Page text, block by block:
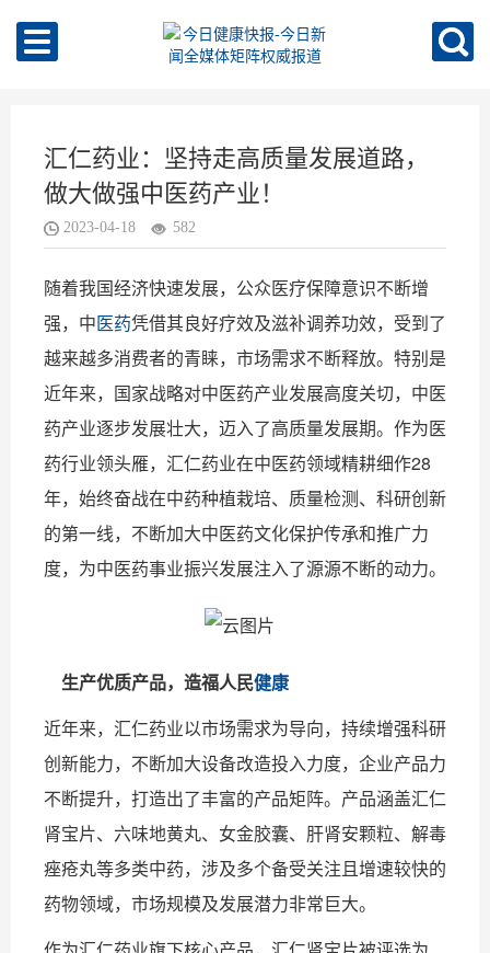
汇仁药业：坚持走高质量发展道路，
做大做强中医药产业！
2023-04-18 582
随着我国经济快速发展，公众医疗保障意识不断增
强，中医药凭借其良好疗效及滋补调养功效，受到了
越来越多消费者的青睐，市场需求不断释放。特别是
近年来，国家战略对中医药产业发展高度关切，中医
药产业逐步发展壮大，迈入了高质量发展期。作为医
药行业领头雁，汇仁药业在中医药领域精耕细作28
年，始终奋战在中药种植栽培、质量检测、科研创新
的第一线，不断加大中医药文化保护传承和推广力
度，为中医药事业振兴发展注入了源源不断的动力。
生产优质产品，造福人民健康
近年来，汇仁药业以市场需求为导向，持续增强科研
创新能力，不断加大设备改造投入力度，企业产品力
不断提升，打造出了丰富的产品矩阵。产品涵盖汇仁
肾宝片、六味地黄丸、女金胶囊、肝肾安颗粒、解毒
痤疮丸等多类中药，涉及多个备受关注且增速较快的
药物领域，市场规模及发展潜力非常巨大。